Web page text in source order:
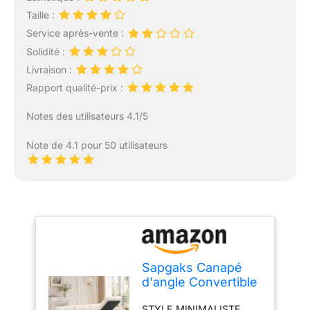
Taille :
Service après-vente :
Solidité :
Livraison :
Rapport qualité-prix :
Notes des utilisateurs 4.1/5
Note de 4.1 pour 50 utilisateurs
Sapgaks Canapé
d'angle Convertible